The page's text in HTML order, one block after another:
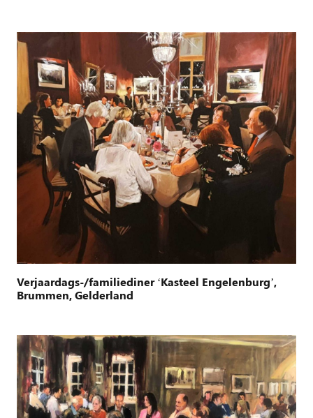
Verjaardags-/familiediner ‘Kasteel Engelenburg’,
Brummen, Gelderland